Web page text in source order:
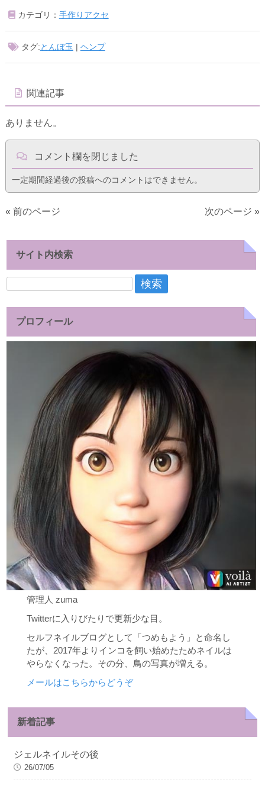
カテゴリ： 手作りアクセ
タグ:とんぼ玉 | ヘンプ
関連記事
ありません。
コメント欄を閉じました
一定期間経過後の投稿へのコメントはできません。
« 前のページ 次のページ »
サイト内検索
検
プロフィール
管理人 zuma
Twitterに入りびたりで更新少な目。
セルフネイルブログとして「つめもよう」と命名し
たが、2017年よりインコを飼い始めたためネイルは
やらなくなった。その分、鳥の写真が増える。
メールはこちらからどうぞ
新着記事
ジェルネイルその後
26/07/05